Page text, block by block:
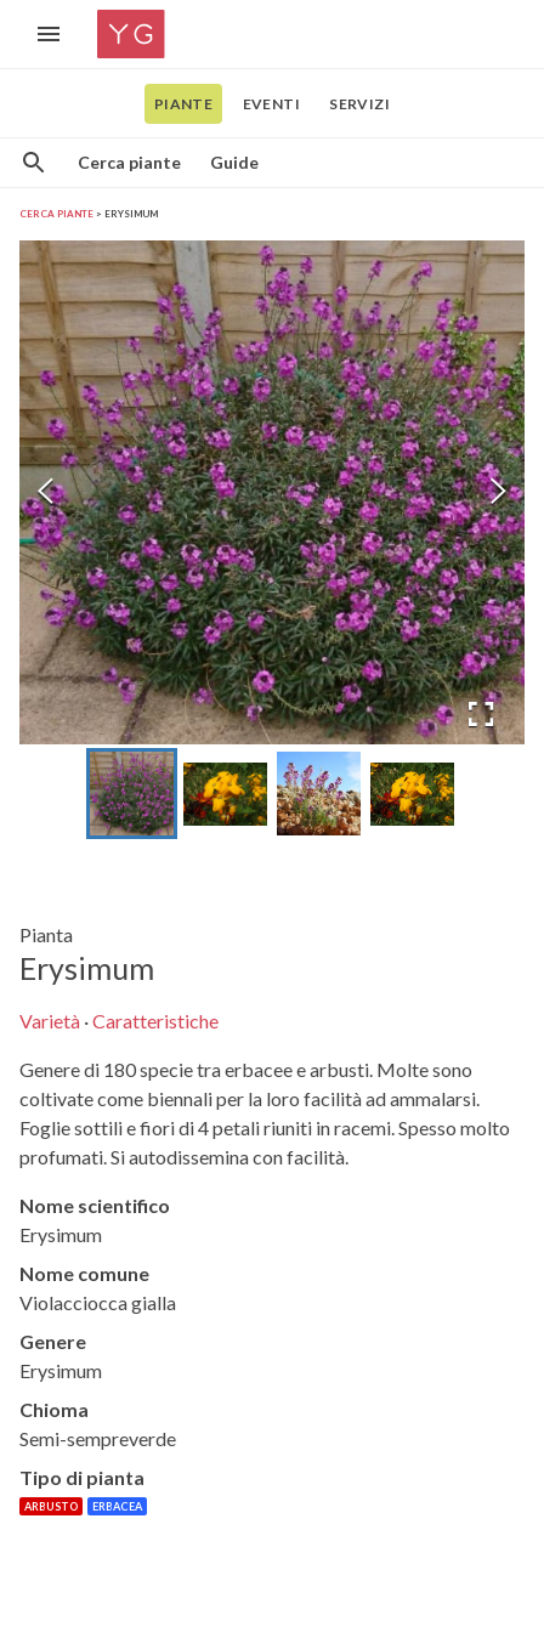
PIANTE EVENTI SERVIZI
Cerca piante Guide
CERCA PIANTE ERYSIMUM
Pianta
Erysimum
Varietà ·Caratteristiche
Genere di 180 specie tra erbacee e arbusti. Molte sono
coltivate come biennali per la loro facilità ad ammalarsi.
Foglie sottili e fiori di 4 petali riuniti in racemi. Spesso molto
profumati. Si autodissemina con facilità.
Nome scientifico
Erysimum
Nome comune
Violacciocca gialla
Genere
Erysimum
Chioma
Semi-sempreverde
Tipo di pianta
ARBUSTO ERBACEA